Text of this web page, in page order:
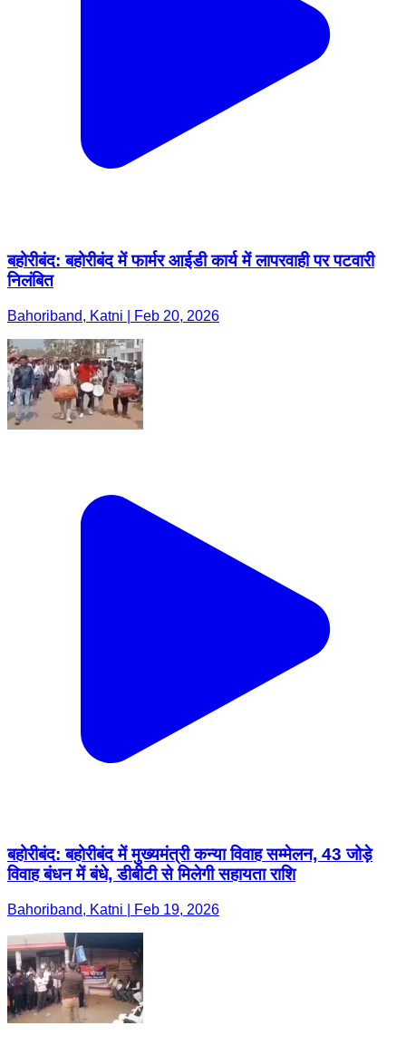
बहोरीबंद: बहोरीबंद में फार्मर आईडी कार्य में लापरवाही पर पटवारी
निलंबित
Bahoriband, Katni | Feb 20, 2026
बहोरीबंद: बहोरीबंद में मुख्यमंत्री कन्या विवाह सम्मेलन, 43 जोड़े
विवाह बंधन में बंधे, डीबीटी से मिलेगी सहायता राशि
Bahoriband, Katni | Feb 19, 2026